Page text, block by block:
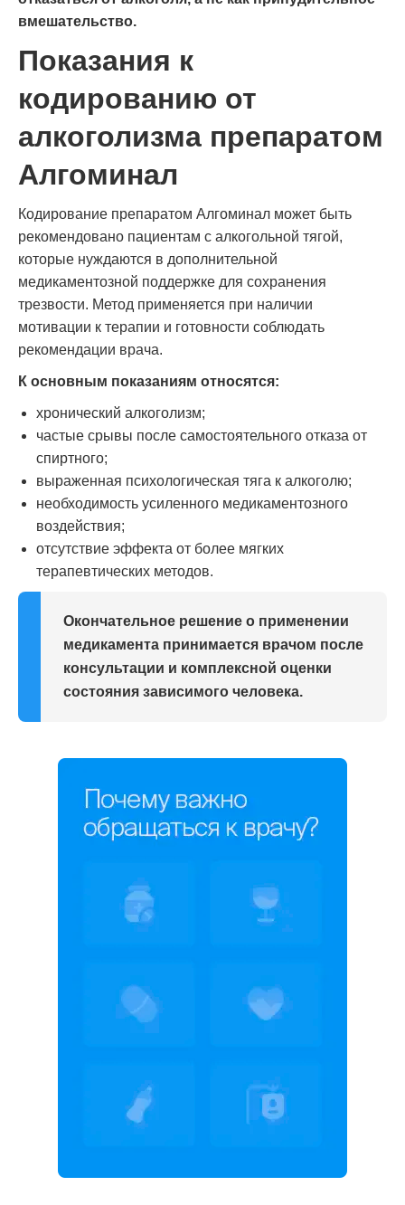
вмешательство.
Показания к
кодированию от
алкоголизма препаратом
Алгоминал
Кодирование препаратом Алгоминал может быть
рекомендовано пациентам с алкогольной тягой,
которые нуждаются в дополнительной
медикаментозной поддержке для сохранения
трезвости. Метод применяется при наличии
мотивации к терапии и готовности соблюдать
рекомендации врача.
К основным показаниям относятся:
хронический алкоголизм;
частые срывы после самостоятельного отказа от
спиртного;
выраженная психологическая тяга к алкоголю;
необходимость усиленного медикаментозного
воздействия;
отсутствие эффекта от более мягких
терапевтических методов.
Окончательное решение о применении
медикамента принимается врачом после
консультации и комплексной оценки
состояния зависимого человека.